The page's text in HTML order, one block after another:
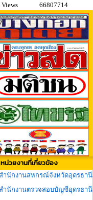
Views
66807714
หน่วยงานที่เกี่ยวข้อง
ำนักงานสหกรณ์จังหวัดอุดรธานี
ำนักงานตรวจสอบบัญชีอุดรธานี